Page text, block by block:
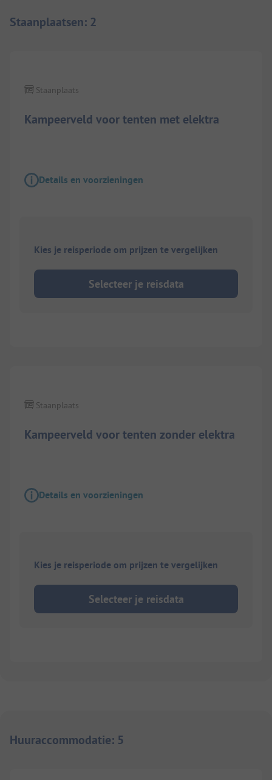
Staanplaatsen: 2
Kampeerveld voor tenten met elektra
Staanplaats
Details en voorzieningen
Kies je reisperiode om prijzen te vergelijken
Selecteer je reisdata
Kampeerveld voor tenten zonder elektra
Staanplaats
Details en voorzieningen
Kies je reisperiode om prijzen te vergelijken
Selecteer je reisdata
Huuraccommodatie: 5